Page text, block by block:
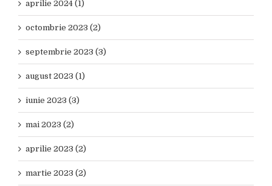
aprilie 2024 (1)
octombrie 2023 (2)
septembrie 2023 (3)
august 2023 (1)
iunie 2023 (3)
mai 2023 (2)
aprilie 2023 (2)
martie 2023 (2)